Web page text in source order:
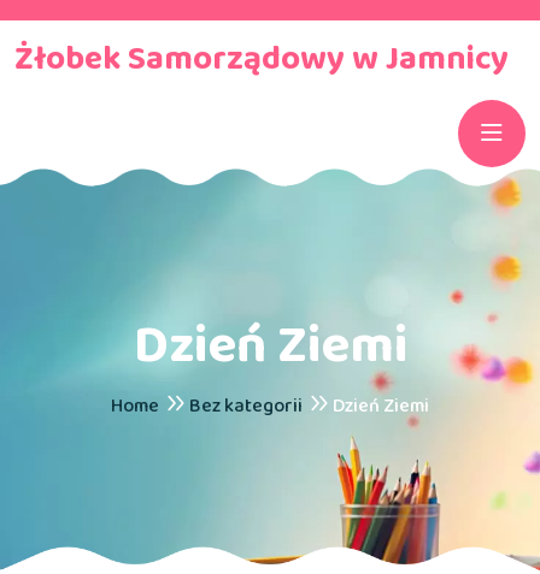
Żłobek Samorządowy w Jamnicy
Dzień Ziemi
Home Bez kategorii Dzień Ziemi